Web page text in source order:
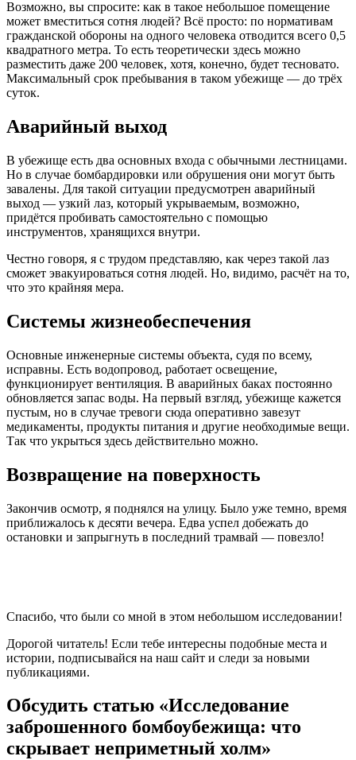
Возможно, вы спросите: как в такое небольшое помещение
может вместиться сотня людей? Всё просто: по нормативам
гражданской обороны на одного человека отводится всего 0,5
квадратного метра. То есть теоретически здесь можно
разместить даже 200 человек, хотя, конечно, будет тесновато.
Максимальный срок пребывания в таком убежище — до трёх
суток.
Аварийный выход
В убежище есть два основных входа с обычными лестницами.
Но в случае бомбардировки или обрушения они могут быть
завалены. Для такой ситуации предусмотрен аварийный
выход — узкий лаз, который укрываемым, возможно,
придётся пробивать самостоятельно с помощью
инструментов, хранящихся внутри.
Честно говоря, я с трудом представляю, как через такой лаз
сможет эвакуироваться сотня людей. Но, видимо, расчёт на то,
что это крайняя мера.
Системы жизнеобеспечения
Основные инженерные системы объекта, судя по всему,
исправны. Есть водопровод, работает освещение,
функционирует вентиляция. В аварийных баках постоянно
обновляется запас воды. На первый взгляд, убежище кажется
пустым, но в случае тревоги сюда оперативно завезут
медикаменты, продукты питания и другие необходимые вещи.
Так что укрыться здесь действительно можно.
Возвращение на поверхность
Закончив осмотр, я поднялся на улицу. Было уже темно, время
приближалось к десяти вечера. Едва успел добежать до
остановки и запрыгнуть в последний трамвай — повезло!
Спасибо, что были со мной в этом небольшом исследовании!
Дорогой читатель! Если тебе интересны подобные места и
истории, подписывайся на наш сайт и следи за новыми
публикациями.
Обсудить статью «Исследование
заброшенного бомбоубежища: что
скрывает неприметный холм»